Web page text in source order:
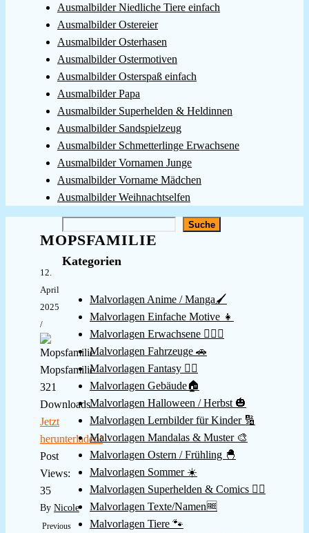
Ausmalbilder Niedliche Tiere einfach
Ausmalbilder Ostereier
Ausmalbilder Osterhasen
Ausmalbilder Ostermotiven
Ausmalbilder Osterspaß einfach
Ausmalbilder Papa
Ausmalbilder Superhelden & Heldinnen
Ausmalbilder Sandspielzeug
Ausmalbilder Schmetterlinge Erwachsene
Ausmalbilder Vornamen Junge
Ausmalbilder Vorname Mädchen
Ausmalbilder Weihnachtselfen
MOPSFAMILIE
12.
April
2025
/
Mopsfamilie
321
Downloads
Jetzt
herunterladen!
Post
Views:
35
By Nicole
Previous
Suche
Kategorien
Malvorlagen Anime / Manga🖌️
Malvorlagen Einfache Motive 👧
Malvorlagen Erwachsene 👱🏻‍♀️
Malvorlagen Fahrzeuge 🚗
Malvorlagen Fantasy 🧚‍♀️
Malvorlagen Gebäude🏠
Malvorlagen Halloween / Herbst 🎃
Malvorlagen Lernbilder für Kinder 🔢
Malvorlagen Mandalas & Muster 🎨
Malvorlagen Ostern / Frühling 🐣
Malvorlagen Sommer ☀️
Malvorlagen Superhelden & Comics 🦸‍♂️
Malvorlagen Texte/Namen🆓
Malvorlagen Tiere 🐾